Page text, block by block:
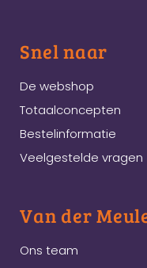
Snel naar
De webshop
Totaalconcepten
Bestelinformatie
Veelgestelde vragen
Van der
Ons team